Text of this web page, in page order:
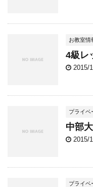
お教室情
4級レ
2015/
プライベ
中部
2015/
プライベ